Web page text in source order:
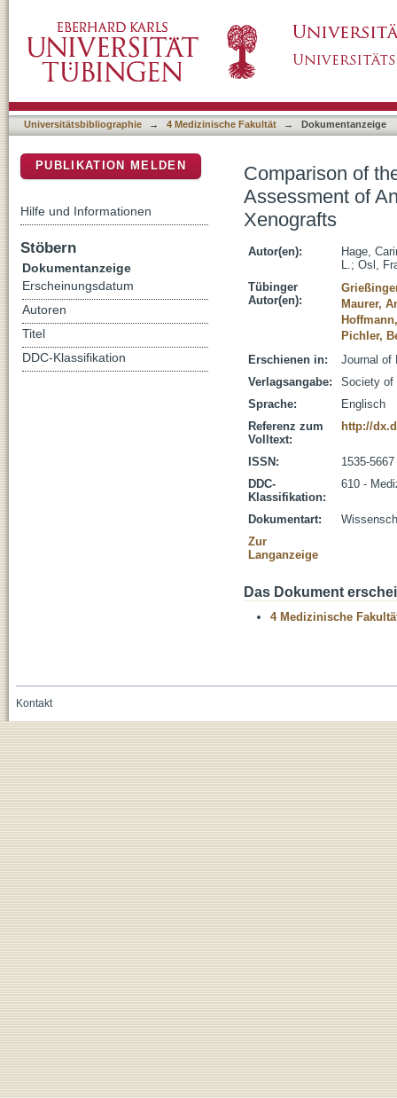
Biodistribution in Squamous Cell
Universitätsbibliographie → 4 Medizinische Fakultät → Dokumentanzeige
Comparison of
Assessment of
Xenografts
Autor(en):
Hage,
L.; Osl,
Tübinger
Autor(en):
Maurer,
Pichler,
Erschienen in:
Journal of
Verlagsangabe:
Society of
Sprache:
Englisch
Referenz zum
Volltext:
http://
ISSN:
1535-5667
DDC-
Klassifikation:
610 -
Dokumentart:
Zur
Langanzeige
Das Dokument
4 Medizinische
PUBLIKATION MELDEN
Hilfe und Informationen
Stöbern
Dokumentanzeige
Erscheinungsdatum
Autoren
Titel
DDC-Klassifikation
Kontakt